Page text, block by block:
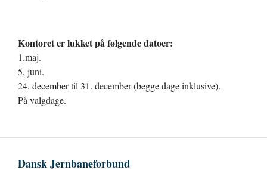
Kontoret er lukket på følgende datoer:
1.maj.
5. juni.
24. december til 31. december (begge dage inklusive).
På valgdage.
Dansk Jernbaneforbund